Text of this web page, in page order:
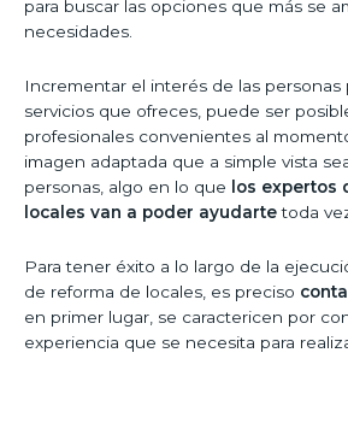
para buscar las opciones que más se
necesidades.
Incrementar el interés de las
servicios que ofreces, puede ser
profesionales convenientes al
imagen adaptada que a simple vista
personas, algo en lo que
los expertos
locales van a poder ayudartetoda
Para tener éxito a lo largo de la
de reforma de locales, es preciso
en primer lugar, se caractericen por
experiencia que se necesita para